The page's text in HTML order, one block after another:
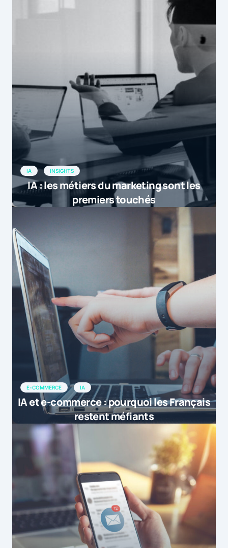
IA INSIGHTS
IA : les métiers du marketing sont les
premiers touchés
E-COMMERCE IA
IA et e-commerce : pourquoi les Français
restent méfiants